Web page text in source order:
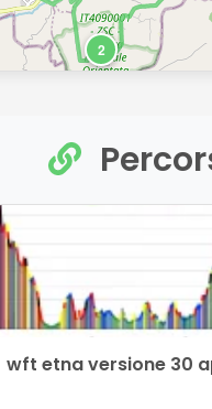
2
wft etna versione 30